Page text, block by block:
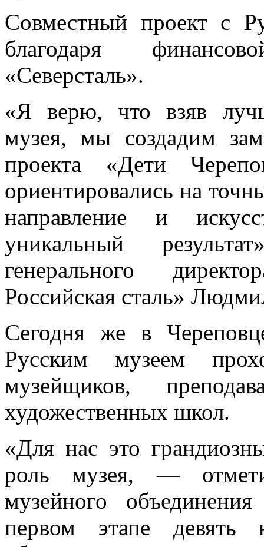
Совместный проект с
благодаря
«Северсталь».
«Я верю, что взяв
музея, мы создадим
проекта «Дети
ориентировались на
направление и
уникальный
генерального
Российская сталь»
Сегодня же в
Русским музеем
музейщиков,
художественных школ.
«Для нас это
роль музея, —
музейного
первом этапе девять